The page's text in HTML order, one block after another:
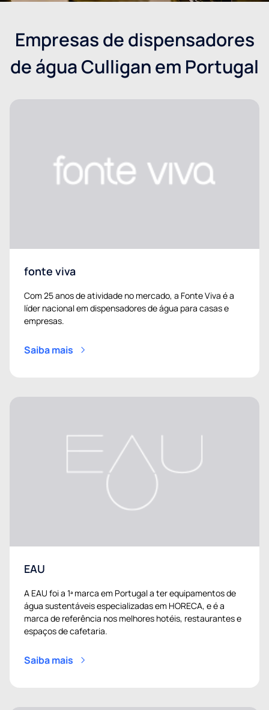
Empresas de dispensadores
de água Culligan em Portugal
fonte viva
Com 25 anos de atividade no mercado, a Fonte Viva é a
líder nacional em dispensadores de água para casas e
empresas.
Saiba mais
EAU
A EAU foi a 1ª marca em Portugal a ter equipamentos de
água sustentáveis especializadas em HORECA, e é a
marca de referência nos melhores hotéis, restaurantes e
espaços de cafetaria.
Saiba mais